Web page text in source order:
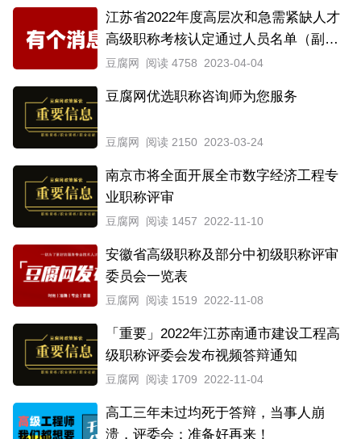
江苏省2022年度高层次和急需紧缺人才
高级职称考核认定通过人员名单（副高
第一批）
豆腐网 阅读 4758 2023-04-04
豆腐网优选职称咨询师为您服务
豆腐网 阅读 2150 2023-03-24
南京市将全面开展全市数字经济工程专
业职称评审
豆腐网 阅读 1457 2022-11-10
安徽省高级职称及部分中初级职称评审
委员会一览表
豆腐网 阅读 1519 2022-11-08
「重要」2022年江苏南通市建设工程高
级职称评委会发布视频答辩通知
豆腐网 阅读 1709 2022-11-04
高工三年未过均死于答辩，当事人崩
溃，评委会：准备好再来！